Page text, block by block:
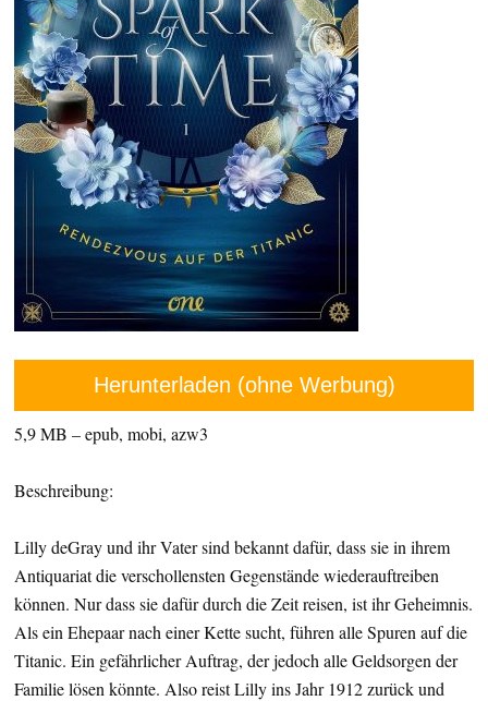
Herunterladen (ohne Werbung)
5,9 MB – epub, mobi, azw3
Beschreibung:
Lilly deGray und ihr Vater sind bekannt dafür, dass sie in ihrem
Antiquariat die verschollensten Gegenstände wiederauftreiben
können. Nur dass sie dafür durch die Zeit reisen, ist ihr Geheimnis.
Als ein Ehepaar nach einer Kette sucht, führen alle Spuren auf die
Titanic. Ein gefährlicher Auftrag, der jedoch alle Geldsorgen der
Familie lösen könnte. Also reist Lilly ins Jahr 1912 zurück und